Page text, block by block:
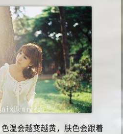
温会越变越黄，肤色会跟着